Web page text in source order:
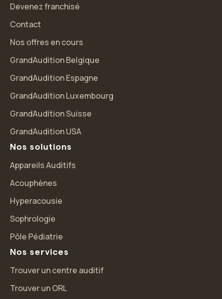
Salut c'est nous...
Devenez franchisé
Contact
Nos offres en cours
GrandAudition Belgique
GrandAudition Espagne
GrandAudition Luxembourg
GrandAudition Suisse
GrandAudition USA
Nos solutions
Appareils Auditifs
Acouphènes
Hyperacousie
Sophrologie
Pôle Pédiatrie
Nos services
Trouver un centre auditif
Trouver un ORL